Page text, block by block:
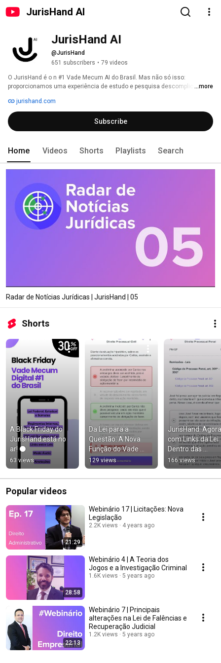
JurisHand AI
JurisHand AI
@JurisHand
651 subscribers • 79 videos
O JurisHand é o n #1 Vade Mecum AI do Brasil. Mas não só isso:
proporcionamos uma experiência de estudo e pesquisa descomplicada e
...more
jurishand.com
Subscribe
Home Videos Shorts Playlists Search
Radar de Notícias Jurídicas | JurisHand | 05
Shorts
A Black Friday do
JurisHand está no
ar! ⚫️
63 views
Da Lei para a
Questão: A Nova
Função do Vade
Mecum JurisHand
129 views
JurisHand: Agora
com Links da Lei
Dentro das
Questões! 🔗
166 views
Popular videos
21:29
Webinário 17 | Licitações: Nova
Legislação
2.2K views 4 years ago
28:58
Webinário 4 | A Teoria dos
Jogos e a Investigação Criminal
1.6K views 5 years ago
22:13
Webinário 7 | Principais
alterações na Lei de Falências e
Recuperação Judicial
1.2K views 5 years ago